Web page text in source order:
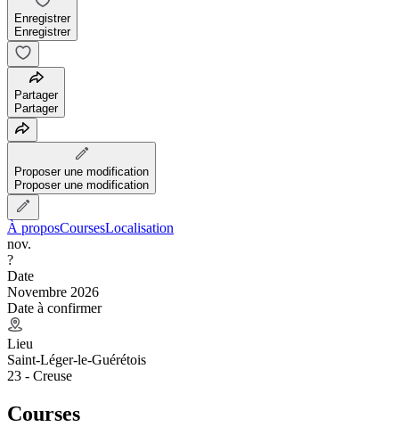
Enregistrer
Enregistrer
Partager
Partager
Proposer une modification
Proposer une modification
À proposCoursesLocalisation
nov.
?
Date
Novembre 2026
Date à confirmer
Lieu
Saint-Léger-le-Guérétois
23 - Creuse
Courses